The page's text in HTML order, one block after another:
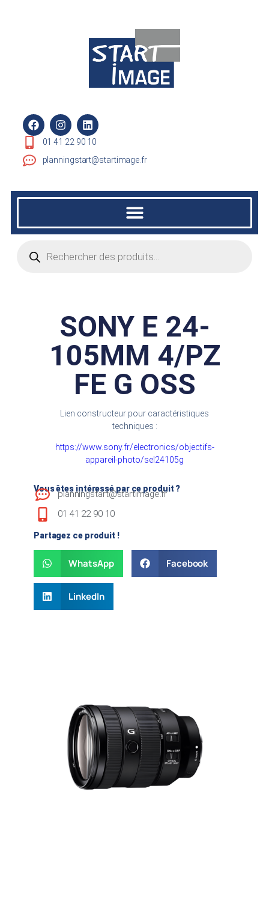
01 41 22 90 10
planningstart@startimage.fr
SONY E 24-
105MM 4/PZ
FE G OSS
Lien constructeur pour caractéristiques
techniques :
https://www.sony.fr/electronics/objectifs-
appareil-photo/sel24105g
Vous êtes intéressé par ce produit ?
planningstart@startimage.fr
01 41 22 90 10
Partagez ce produit !
WhatsApp Facebook
LinkedIn